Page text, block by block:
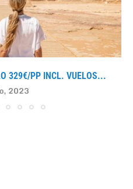
329€/PP INCL. VUELOS...
2023